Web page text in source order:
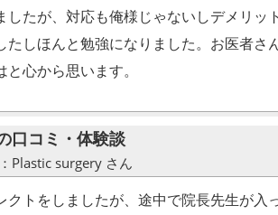
したが、対応も俺様じゃないしデメリット
たしほんと勉強になりました。お医者さ
心から思います。
口コミ・体験談
Plastic surgery さん
クトをしましたが、途中で院長先生が入